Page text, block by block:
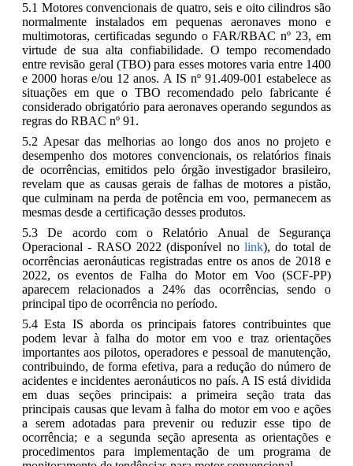
5.1 Motores convencionais de quatro, seis e oito cilindros são
normalmente instalados em pequenas aeronaves mono e
multimotoras, certificadas segundo o FAR/RBAC nº 23, em
virtude de sua alta confiabilidade. O tempo recomendado
entre revisão geral (TBO) para esses motores varia entre 1400
e 2000 horas e/ou 12 anos. A IS nº 91.409-001 estabelece as
situações em que o TBO recomendado pelo fabricante é
considerado obrigatório para aeronaves operando segundos as
regras do RBAC nº 91.
5.2 Apesar das melhorias ao longo dos anos no projeto e
desempenho dos motores convencionais, os relatórios finais
de ocorrências, emitidos pelo órgão investigador brasileiro,
revelam que as causas gerais de falhas de motores a pistão,
que culminam na perda de potência em voo, permanecem as
mesmas desde a certificação desses produtos.
5.3 De acordo com o Relatório Anual de Segurança
Operacional - RASO 2022 (disponível no link), do total de
ocorrências aeronáuticas registradas entre os anos de 2018 e
2022, os eventos de Falha do Motor em Voo (SCF-PP)
aparecem relacionados a 24% das ocorrências, sendo o
principal tipo de ocorrência no período.
5.4 Esta IS aborda os principais fatores contribuintes que
podem levar à falha do motor em voo e traz orientações
importantes aos pilotos, operadores e pessoal de manutenção,
contribuindo, de forma efetiva, para a redução do número de
acidentes e incidentes aeronáuticos no país. A IS está dividida
em duas seções principais: a primeira seção trata das
principais causas que levam à falha do motor em voo e ações
a serem adotadas para prevenir ou reduzir esse tipo de
ocorrência; e a segunda seção apresenta as orientações e
procedimentos para implementação de um programa de